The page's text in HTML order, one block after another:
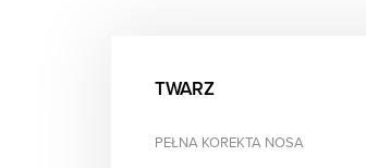
TWARZ
PEŁNA KOREKTA NOSA